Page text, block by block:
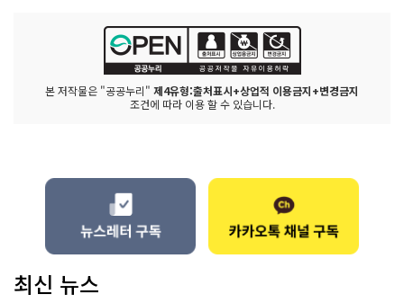
본 저작물은 "공공누리" 제4유형:출처표시+상업적 이용금지+변경금지
조건에 따라 이용 할 수 있습니다.
최신 뉴스